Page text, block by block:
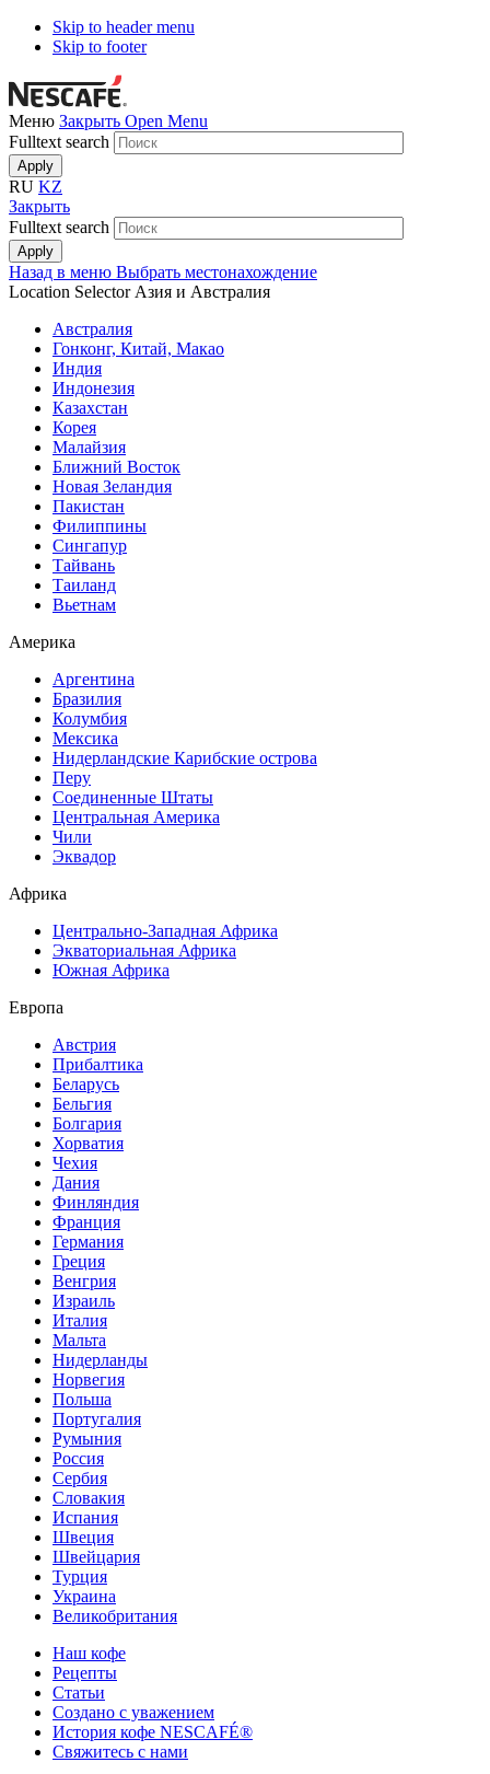
Skip to header menu
Skip to footer
Меню Закрыть Open Menu
Fulltext search
RU KZ
Закрыть
Fulltext search
Назад в меню Выбрать местонахождение
Location Selector Азия и Австралия
Австралия
Гонконг, Китай, Макао
Индия
Индонезия
Казахстан
Корея
Малайзия
Ближний Восток
Новая Зеландия
Пакистан
Филиппины
Сингапур
Тайвань
Таиланд
Вьетнам
Америка
Аргентина
Бразилия
Колумбия
Мексика
Нидерландские Карибские острова
Перу
Соединенные Штаты
Центральная Америка
Чили
Эквадор
Африка
Центрально-Западная Африка
Экваториальная Африка
Южная Африка
Европа
Австрия
Прибалтика
Беларусь
Бельгия
Болгария
Хорватия
Чехия
Дания
Финляндия
Франция
Германия
Греция
Венгрия
Израиль
Италия
Мальта
Нидерланды
Норвегия
Польша
Португалия
Румыния
Россия
Сербия
Словакия
Испания
Швеция
Швейцария
Турция
Украина
Великобритания
Наш кофе
Рецепты
Cтатьи
Создано с уважением
История кофе NESCAFÉ®
Свяжитесь с нами